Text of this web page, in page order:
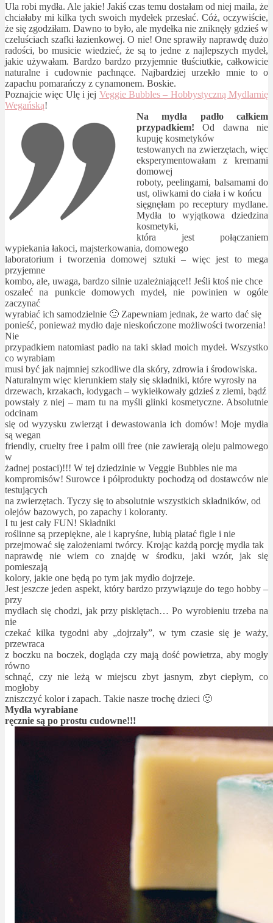
Ula robi mydła. Ale jakie! Jakiś czas temu dostałam od niej maila, że
chciałaby mi kilka tych swoich mydełek przesłać. Cóż, oczywiście,
że się zgodziłam. Dawno to było, ale mydełka nie zniknęły gdzieś w
czeluściach szafki łazienkowej. O nie! One sprawiły naprawdę dużo
radości, bo musicie wiedzieć, że są to jedne z najlepszych mydeł,
jakie używałam. Bardzo bardzo przyjemnie tłuściutkie, całkowicie
naturalne i cudownie pachnące. Najbardziej urzekło mnie to o
zapachu pomarańczy z cynamonem. Boskie.
Poznajcie więc Ulę i jej Veggie Bubbles – Hobbystyczną Mydlarnię
Wegańską!
Na mydła padło całkiem
przypadkiem!Od dawna nie
kupuję kosmetyków
testowanych na zwierzętach, więc
eksperymentowałam z kremami
domowej
roboty, peelingami, balsamami do
ust, oliwkami do ciała i w końcu
sięgnęłam po receptury mydlane.
Mydła to wyjątkowa dziedzina
kosmetyki,
która jest połączaniem
wypiekania łakoci, majsterkowania, domowego
laboratorium i tworzenia domowej sztuki – więc jest to mega
przyjemne
kombo, ale, uwaga, bardzo silnie uzależniające!! Jeśli ktoś nie chce
oszaleć na punkcie domowych mydeł, nie powinien w ogóle
zaczynać
wyrabiać ich samodzielnie 🙂 Zapewniam jednak, że warto dać się
ponieść, ponieważ mydło daje nieskończone możliwości tworzenia!
Nie
przypadkiem natomiast padło na taki skład moich mydeł. Wszystko
co wyrabiam
musi być jak najmniej szkodliwe dla skóry, zdrowia i środowiska.
Naturalnym więc kierunkiem stały się składniki, które wyrosły na
drzewach, krzakach, łodygach – wykiełkowały gdzieś z ziemi, bądź
powstały z niej – mam tu na myśli glinki kosmetyczne. Absolutnie
odcinam
się od wyzysku zwierząt i dewastowania ich domów! Moje mydła
są wegan
friendly, cruelty free i palm oill free (nie zawierają oleju palmowego
w
żadnej postaci)!!! W tej dziedzinie w Veggie Bubbles nie ma
kompromisów! Surowce i półprodukty pochodzą od dostawców nie
testujących
na zwierzętach. Tyczy się to absolutnie wszystkich składników, od
olejów bazowych, po zapachy i koloranty.
I tu jest cały FUN! Składniki
roślinne są przepiękne, ale i kapryśne, lubią płatać figle i nie
przejmować się założeniami twórcy. Krojąc każdą porcję mydła tak
naprawdę nie wiem co znajdę w środku, jaki wzór, jak się
pomieszają
kolory, jakie one będą po tym jak mydło dojrzeje.
Jest jeszcze jeden aspekt, który bardzo przywiązuje do tego hobby –
przy
mydłach się chodzi, jak przy pisklętach… Po wyrobieniu trzeba na
nie
czekać kilka tygodni aby „dojrzały”, w tym czasie się je waży,
przewraca
z boczku na boczek, dogląda czy mają dość powietrza, aby mogły
równo
schnąć, czy nie leżą w miejscu zbyt jasnym, zbyt ciepłym, co
mogłoby
zniszczyć kolor i zapach. Takie nasze trochę dzieci 🙂
Mydła wyrabiane
ręcznie są po prostu cudowne!!!